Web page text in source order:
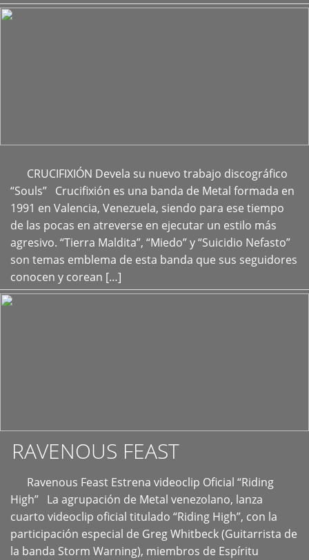
CRUCIFIXIÓN Devela su nuevo trabajo discográfico
“Souls” Crucifixión es una banda de Metal formada en
1991 en Valencia, Venezuela, siendo para ese tiempo
de las pocas en atreverse en ejecutar un estilo más
agresivo. “Tierra Maldita”, “Miedo” y “Suicidio Nefasto”
son temas emblema de esta banda que sus seguidores
conocen y corean […]
+
RAVENOUS FEAST
Ravenous Feast Estrena videoclip Oficial “Riding
High” La agrupación de Metal venezolano, lanza
cuarto videoclip oficial titulado “Riding High”, con la
participación especial de Greg Whitbeck (Guitarrista de
la banda Storm Warning), miembros de Espíritu